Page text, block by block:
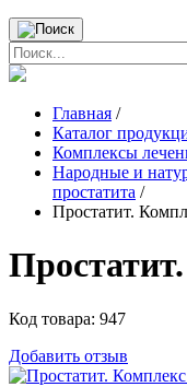
Главная /
Каталог
Комплексы
Народные и
простатита /
Простатит.
Код товара: 947
Добавить отзыв